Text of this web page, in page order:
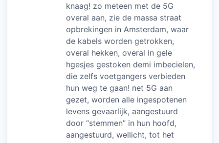
knaag! zo meteen met de 5G
overal aan, zie de massa straat
opbrekingen in Amsterdam, waar
de kabels worden getrokken,
overal hekken, overal in gele
hgesjes gestoken demi imbecielen,
die zelfs voetgangers verbieden
hun weg te gaan! net 5G aan
gezet, worden alle ingespotenen
levens gevaarlijk, aangestuurd
door “stemmen” in hun hoofd,
aangestuurd, wellicht, tot het